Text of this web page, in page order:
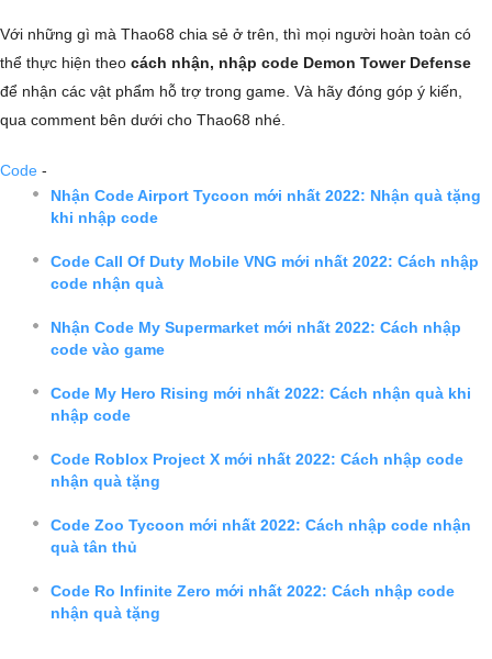
Với những gì mà Thao68 chia sẻ ở trên, thì mọi người hoàn toàn có
thể thực hiện theo cách nhận, nhập code Demon Tower Defense
để nhận các vật phẩm hỗ trợ trong game. Và hãy đóng góp ý kiến,
qua comment bên dưới cho Thao68 nhé.
Code -
Nhận Code Airport Tycoon mới nhất 2022: Nhận quà tặng
khi nhập code
Code Call Of Duty Mobile VNG mới nhất 2022: Cách nhập
code nhận quà
Nhận Code My Supermarket mới nhất 2022: Cách nhập
code vào game
Code My Hero Rising mới nhất 2022: Cách nhận quà khi
nhập code
Code Roblox Project X mới nhất 2022: Cách nhập code
nhận quà tặng
Code Zoo Tycoon mới nhất 2022: Cách nhập code nhận
quà tân thủ
Code Ro Infinite Zero mới nhất 2022: Cách nhập code
nhận quà tặng